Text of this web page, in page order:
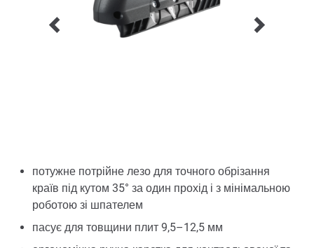
потужне потрійне лезо для точного обрізання
країв під кутом 35° за один прохід і з мінімальною
роботою зі шпателем
пасує для товщини плит 9,5–12,5 мм